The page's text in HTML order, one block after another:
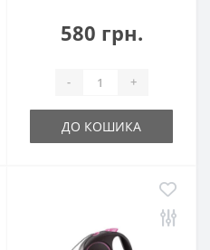
580 грн.
- +
ДО КОШИКА